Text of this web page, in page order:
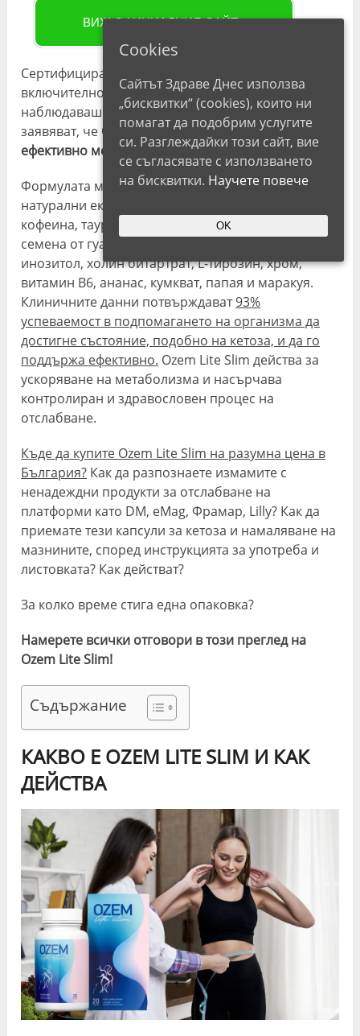
ВИЖ ОФИЦИАЛНИЯ САЙТ
Сертифицирани експерти по хранене,
включително д-р Ана Михалаче, която
наблюдаваше фазата на клиничните тестове,
заявяват, че Ozem Lite Slim е мощна добавка за
ефективно моделиране на фигурата.
Формулата му съчетава широка гама от
натурални екстракти, включително безводна
кофеина, таурин, зелен чай, L-карнитин, L-тартрат,
семена от гуарана (Paullinia Cupana), зелено кафе,
инозитол, холин битартрат, L-тирозин, хром,
витамин B6, ананас, кумкват, папая и маракуя.
Клиничните данни потвърждават93%
успеваемост в подпомагането на организма да
достигне състояние, подобно на кетоза, и да го
поддържа ефективно. Ozem Lite Slim действа за
ускоряване на метаболизма и насърчава
контролиран и здравословен процес на
отслабване.
Къде да купите Ozem Lite Slim на разумна цена в
България? Как да разпознаете измамите с
ненадеждни продукти за отслабване на
платформи като DM, eMag, Фрамар, Lilly? Как да
приемате тези капсули за кетоза и намаляване на
мазнините, според инструкцията за употреба и
листовката? Как действат?
За колко време стига една опаковка?
Намерете всички отговори в този преглед на
Ozem Lite Slim!
Съдържание
КАКВО Е OZEM LITE SLIM И КАК
ДЕЙСТВА
Cookies
Сайтът Здраве Днес използва
„бисквитки“ (cookies), които ни
помагат да подобрим услугите
си. Разглеждайки този сайт, вие
се съгласявате с използването
на бисквитки. Научете повече
OK